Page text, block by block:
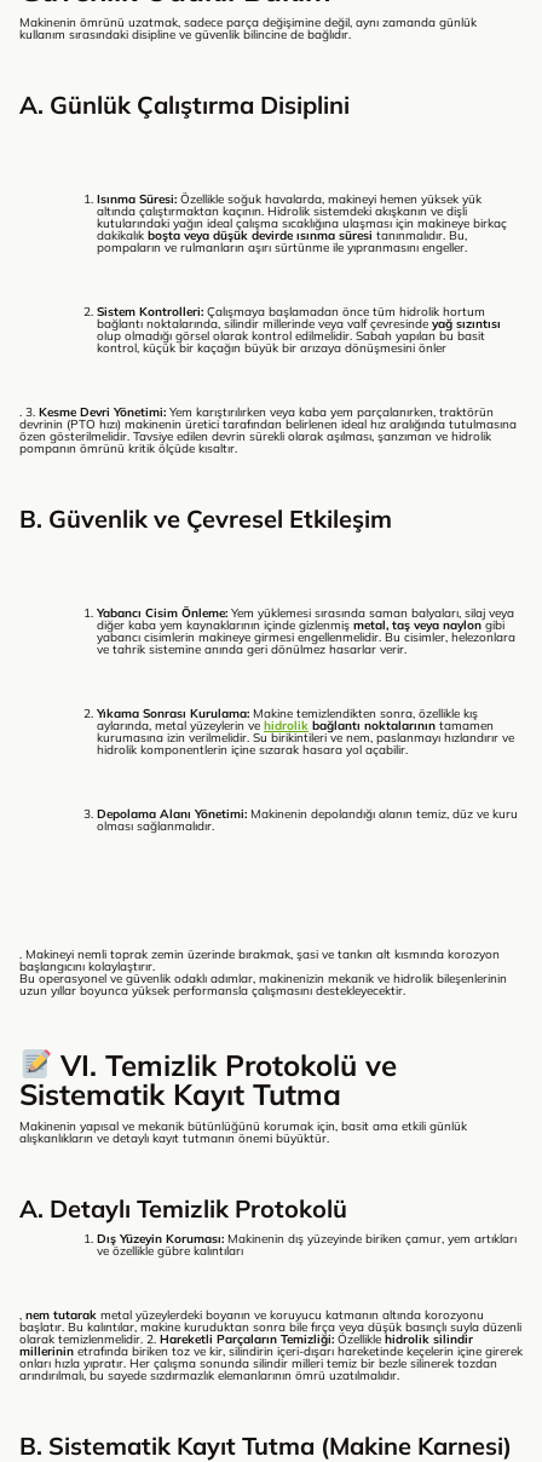
Makinenin ömrünü uzatmak, sadece parça değişimine değil, aynı zamanda günlük
kullanım sırasındaki disipline ve güvenlik bilincine de bağlıdır.
A. Günlük Çalıştırma Disiplini
Isınma Süresi: Özellikle soğuk havalarda, makineyi hemen yüksek yük
altında çalıştırmaktan kaçının. Hidrolik sistemdeki akışkanın ve dişli
kutularındaki yağın ideal çalışma sıcaklığına ulaşması için makineye birkaç
dakikalık boşta veya düşük devirde ısınma süresi tanınmalıdır. Bu,
pompaların ve rulmanların aşırı sürtünme ile yıpranmasını engeller.
Sistem Kontrolleri: Çalışmaya başlamadan önce tüm hidrolik hortum
bağlantı noktalarında, silindir millerinde veya valf çevresinde yağ sızıntısı
olup olmadığı görsel olarak kontrol edilmelidir. Sabah yapılan bu basit
kontrol, küçük bir kaçağın büyük bir arızaya dönüşmesini önler
. 3. Kesme Devri Yönetimi: Yem karıştırılırken veya kaba yem parçalanırken, traktörün
devrinin (PTO hızı) makinenin üretici tarafından belirlenen ideal hız aralığında tutulmasına
özen gösterilmelidir. Tavsiye edilen devrin sürekli olarak aşılması, şanzıman ve hidrolik
pompanın ömrünü kritik ölçüde kısaltır.
B. Güvenlik ve Çevresel Etkileşim
Yabancı Cisim Önleme: Yem yüklemesi sırasında saman balyaları, silaj veya
diğer kaba yem kaynaklarının içinde gizlenmiş metal, taş veya naylongibi
yabancı cisimlerin makineye girmesi engellenmelidir. Bu cisimler, helezonlara
ve tahrik sistemine anında geri dönülmez hasarlar verir.
Yıkama Sonrası Kurulama: Makine temizlendikten sonra, özellikle kış
aylarında, metal yüzeylerin ve hidrolik bağlantı noktalarının tamamen
kurumasına izin verilmelidir. Su birikintileri ve nem, paslanmayı hızlandırır ve
hidrolik komponentlerin içine sızarak hasara yol açabilir.
Depolama Alanı Yönetimi: Makinenin depolandığı alanın temiz, düz ve kuru
olması sağlanmalıdır.
. Makineyi nemli toprak zemin üzerinde bırakmak, şasi ve tankın alt kısmında korozyon
başlangıcını kolaylaştırır.
Bu operasyonel ve güvenlik odaklı adımlar, makinenizin mekanik ve hidrolik bileşenlerinin
uzun yıllar boyunca yüksek performansla çalışmasını destekleyecektir.
VI. Temizlik Protokolü ve
Sistematik Kayıt Tutma
Makinenin yapısal ve mekanik bütünlüğünü korumak için, basit ama etkili günlük
alışkanlıkların ve detaylı kayıt tutmanın önemi büyüktür.
A. Detaylı Temizlik Protokolü
Dış Yüzeyin Koruması: Makinenin dış yüzeyinde biriken çamur, yem artıkları
ve özellikle gübre kalıntıları
nem tutarak metal yüzeylerdeki boyanın ve koruyucu katmanın altında korozyonu
başlatır. Bu kalıntılar, makine kuruduktan sonra bile fırça veya düşük basınçlı suyla düzenli
olarak temizlenmelidir. 2. Hareketli Parçaların Temizliği: Özelliklehidrolik silindir
millerinin etrafında biriken toz ve kir, silindirin içeri-dışarı hareketinde keçelerin içine girerek
onları hızla yıpratır. Her çalışma sonunda silindir milleri temiz bir bezle silinerek tozdan
arındırılmalı, bu sayede sızdırmazlık elemanlarının ömrü uzatılmalıdır.
B. Sistematik Kayıt Tutma (Makine Karnesi)